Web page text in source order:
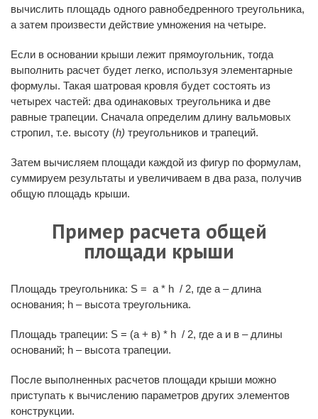
вычислить площадь одного равнобедренного треугольника,
а затем произвести действие умножения на четыре.
Если в основании крыши лежит прямоугольник, тогда
выполнить расчет будет легко, используя элементарные
формулы. Такая шатровая кровля будет состоять из
четырех частей: два одинаковых треугольника и две
равные трапеции. Сначала определим длину вальмовых
стропил, т.е. высоту (h) треугольников и трапеций.
Затем вычисляем площади каждой из фигур по формулам,
суммируем результаты и увеличиваем в два раза, получив
общую площадь крыши.
Пример расчета общей
площади крыши
Площадь треугольника: S = а * h / 2, где а – длина
основания; h – высота треугольника.
Площадь трапеции: S = (а + в) * h / 2, где а и в – длины
оснований; h – высота трапеции.
После выполненных расчетов площади крыши можно
приступать к вычислению параметров других элементов
конструкции.